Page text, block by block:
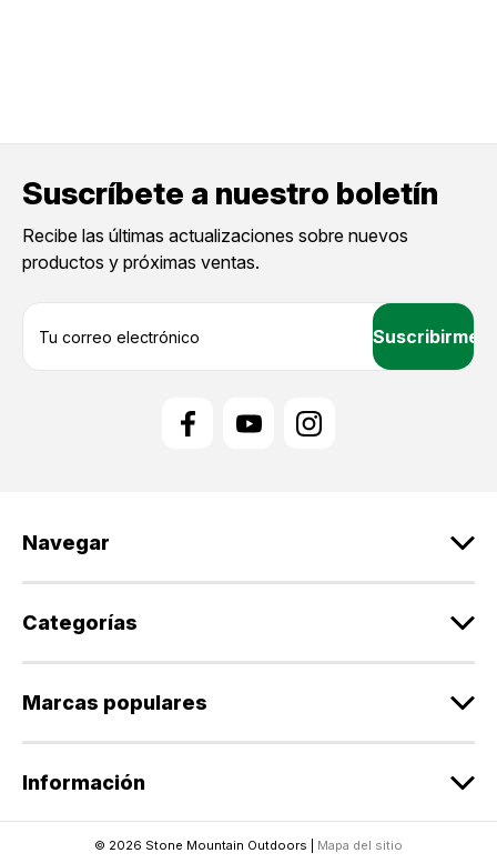
Suscríbete a nuestro boletín
Recibe las últimas actualizaciones sobre nuevos
productos y próximas ventas.
e
r
e
e
c
r
Navegar
Categorías
Marcas populares
Información
© 2026 Stone Mountain Outdoors | Mapa del sitio